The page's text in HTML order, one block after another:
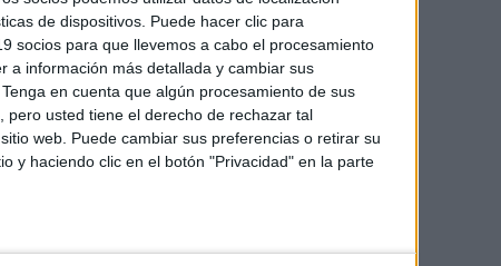
de dispositivos. Puede hacer clic para
socios para que llevemos a cabo el procesamiento
a información más detallada y cambiar sus
Tenga en cuenta que algún procesamiento de sus
usted tiene el derecho de rechazar tal
web. Puede cambiar sus preferencias o retirar su
y haciendo clic en el botón "Privacidad" en la parte
Ginés y
que encontramos
como docentes, y